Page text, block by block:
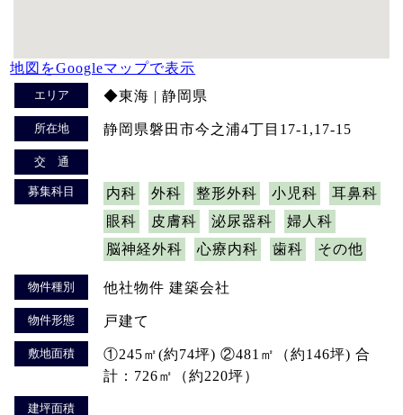
地図をGoogleマップで表示
エリア ◆東海 | 静岡県
所在地 静岡県磐田市今之浦4丁目17-1,17-15
交 通
募集科目 内科 外科 整形外科 小児科
耳鼻科
眼科
皮膚科 泌尿器科
婦人科
脳神経外科
心療内科 歯科 その他
物件種別 他社物件 建築会社
物件形態 戸建て
敷地面積
①245㎡(約74坪) ②481㎡（約146坪) 合
計：726㎡（約220坪）
建坪面積